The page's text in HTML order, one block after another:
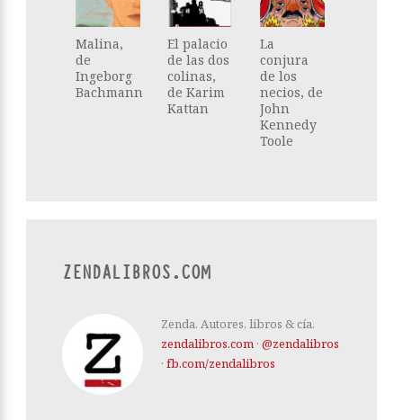
Malina,
de
Ingeborg
Bachmann
El palacio
de las dos
colinas,
de Karim
Kattan
La
conjura
de los
necios, de
John
Kennedy
Toole
ZENDALIBROS.COM
Zenda. Autores, libros & cía.
zendalibros.com · @zendalibros
· fb.com/zendalibros